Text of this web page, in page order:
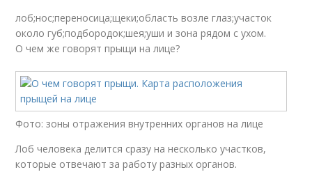
лоб;нос;переносица;щеки;область возле глаз;участок
около губ;подбородок;шея;уши и зона рядом с ухом.
О чем же говорят прыщи на лице?
Фото: зоны отражения внутренних органов на лице
Лоб человека делится сразу на несколько участков,
которые отвечают за работу разных органов.